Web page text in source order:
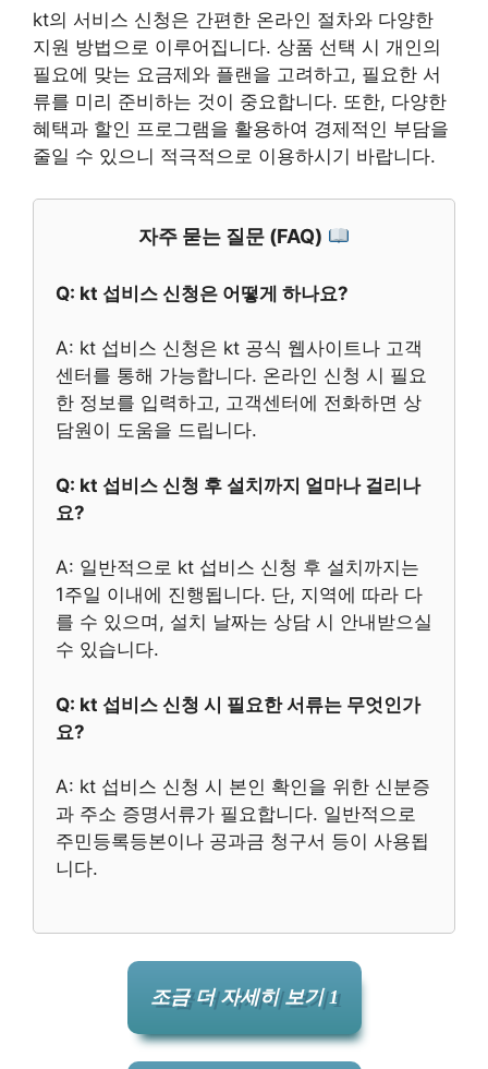
kt의 서비스 신청은 간편한 온라인 절차와 다양한
지원 방법으로 이루어집니다. 상품 선택 시 개인의
필요에 맞는 요금제와 플랜을 고려하고, 필요한 서
류를 미리 준비하는 것이 중요합니다. 또한, 다양한
혜택과 할인 프로그램을 활용하여 경제적인 부담을
줄일 수 있으니 적극적으로 이용하시기 바랍니다.
자주 묻는 질문 (FAQ)
Q: kt 섭비스 신청은 어떻게 하나요?
A: kt 섭비스 신청은 kt 공식 웹사이트나 고객
센터를 통해 가능합니다. 온라인 신청 시 필요
한 정보를 입력하고, 고객센터에 전화하면 상
담원이 도움을 드립니다.
Q: kt 섭비스 신청 후 설치까지 얼마나 걸리나
요?
A: 일반적으로 kt 섭비스 신청 후 설치까지는
1주일 이내에 진행됩니다. 단, 지역에 따라 다
를 수 있으며, 설치 날짜는 상담 시 안내받으실
수 있습니다.
Q: kt 섭비스 신청 시 필요한 서류는 무엇인가
요?
A: kt 섭비스 신청 시 본인 확인을 위한 신분증
과 주소 증명서류가 필요합니다. 일반적으로
주민등록등본이나 공과금 청구서 등이 사용됩
니다.
조금 더 자세히 보기 1